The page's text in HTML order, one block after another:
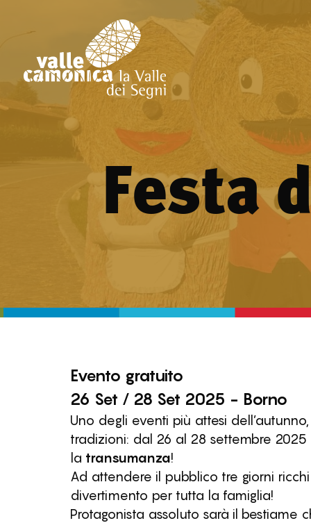
Festa
Evento gratuito
26 Set / 28 Set 2025 - Borno
Uno degli eventi più attesi
tradizioni: dal 26 al 28 settembre
la transumanza!
Ad attendere il pubblico tre giorni
divertimento per tutta la famiglia!
Protagonista assoluto sarà il bestiame